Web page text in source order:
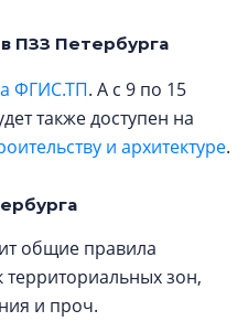
ПЗЗ Петербурга
ФГИС.ТП. А с 9 по 15
также доступен на
и архитектуре.
общие правила
зон,
и проч.